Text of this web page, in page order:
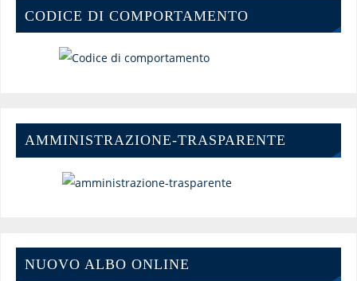
CODICE DI COMPORTAMENTO
AMMINISTRAZIONE-TRASPARENTE
NUOVO ALBO ONLINE